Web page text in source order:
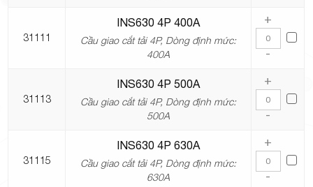
31111
INS630 4P 400A
Cầu giao cắt tải 4P, Dòng định mức:
400A
+
-
31113
INS630 4P 500A
Cầu giao cắt tải 4P, Dòng định mức:
500A
+
-
31115
INS630 4P 630A
Cầu giao cắt tải 4P, Dòng định mức:
630A
+
-